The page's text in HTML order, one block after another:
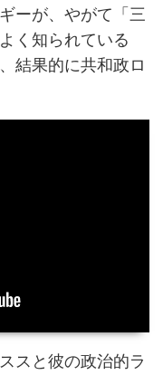
ーが、やがて「三
く知られている
結果的に共和政ロ
スと彼の政治的ラ